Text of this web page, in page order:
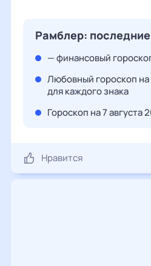
Рамблер:
— финансовый
Любовный гороскоп на
для каждого знака
Гороскоп на 7 августа
Нравится